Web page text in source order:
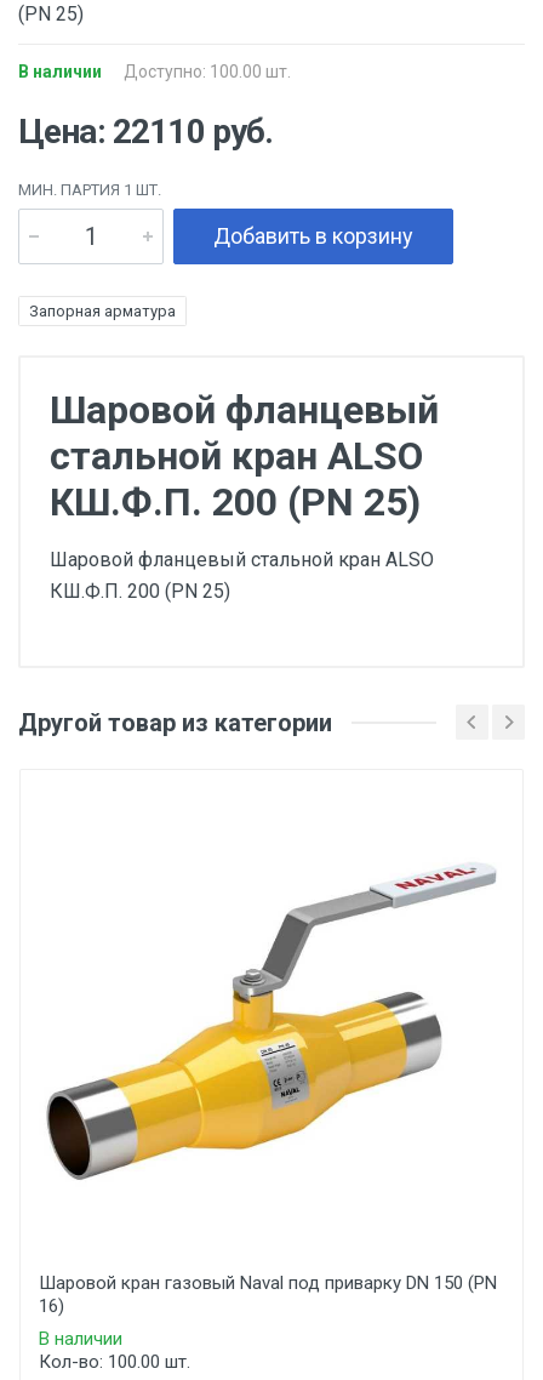
(PN 25)
В наличии Доступно: 100.00 шт.
Цена: 22110 руб.
МИН. ПАРТИЯ 1 ШТ.
Добавить в корзину
Запорная арматура
Шаровой фланцевый
стальной кран ALSO
КШ.Ф.П. 200 (PN 25)
Шаровой фланцевый стальной кран ALSO
КШ.Ф.П. 200 (PN 25)
Другой товар из категории
Шаровой кран газовый Naval под приварку DN 150 (PN
16)
В наличии
Кол-во: 100.00 шт.